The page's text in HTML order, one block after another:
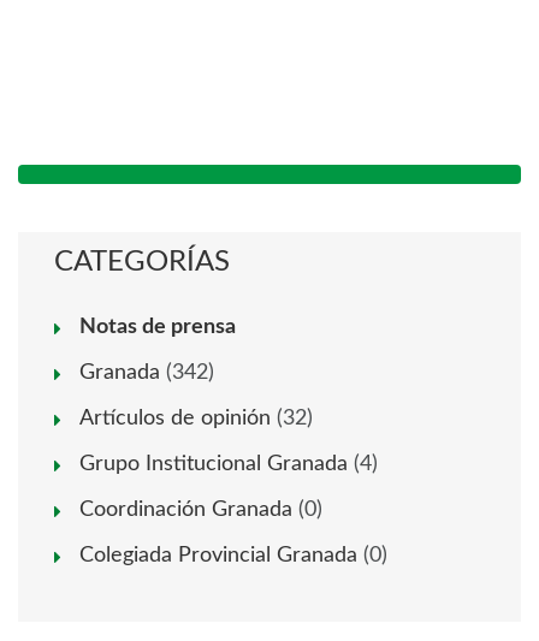
CATEGORÍAS
Notas de prensa
Granada (342)
Artículos de opinión (32)
Grupo Institucional Granada (4)
Coordinación Granada (0)
Colegiada Provincial Granada (0)